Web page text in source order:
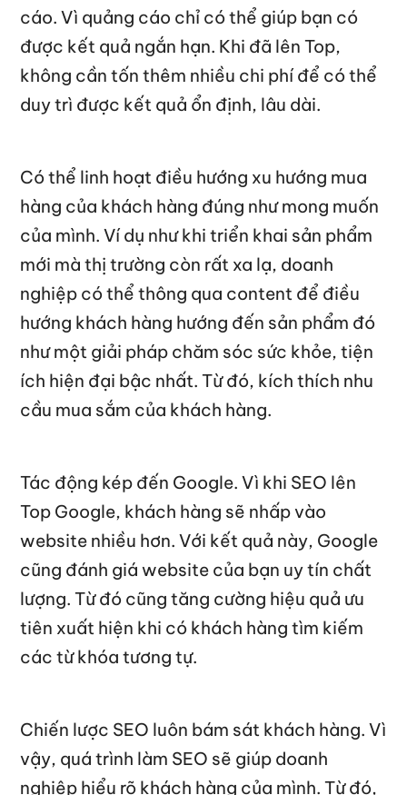
cáo. Vì quảng cáo chỉ có thể giúp bạn có
được kết quả ngắn hạn. Khi đã lên Top,
không cần tốn thêm nhiều chi phí để có thể
duy trì được kết quả ổn định, lâu dài.
Có thể linh hoạt điều hướng xu hướng mua
hàng của khách hàng đúng như mong muốn
của mình. Ví dụ như khi triển khai sản phẩm
mới mà thị trường còn rất xa lạ, doanh
nghiệp có thể thông qua content để điều
hướng khách hàng hướng đến sản phẩm đó
như một giải pháp chăm sóc sức khỏe, tiện
ích hiện đại bậc nhất. Từ đó, kích thích nhu
cầu mua sắm của khách hàng.
Tác động kép đến Google. Vì khi SEO lên
Top Google, khách hàng sẽ nhấp vào
website nhiều hơn. Với kết quả này, Google
cũng đánh giá website của bạn uy tín chất
lượng. Từ đó cũng tăng cường hiệu quả ưu
tiên xuất hiện khi có khách hàng tìm kiếm
các từ khóa tương tự.
Chiến lược SEO luôn bám sát khách hàng. Vì
vậy, quá trình làm SEO sẽ giúp doanh
nghiệp hiểu rõ khách hàng của mình. Từ đó,